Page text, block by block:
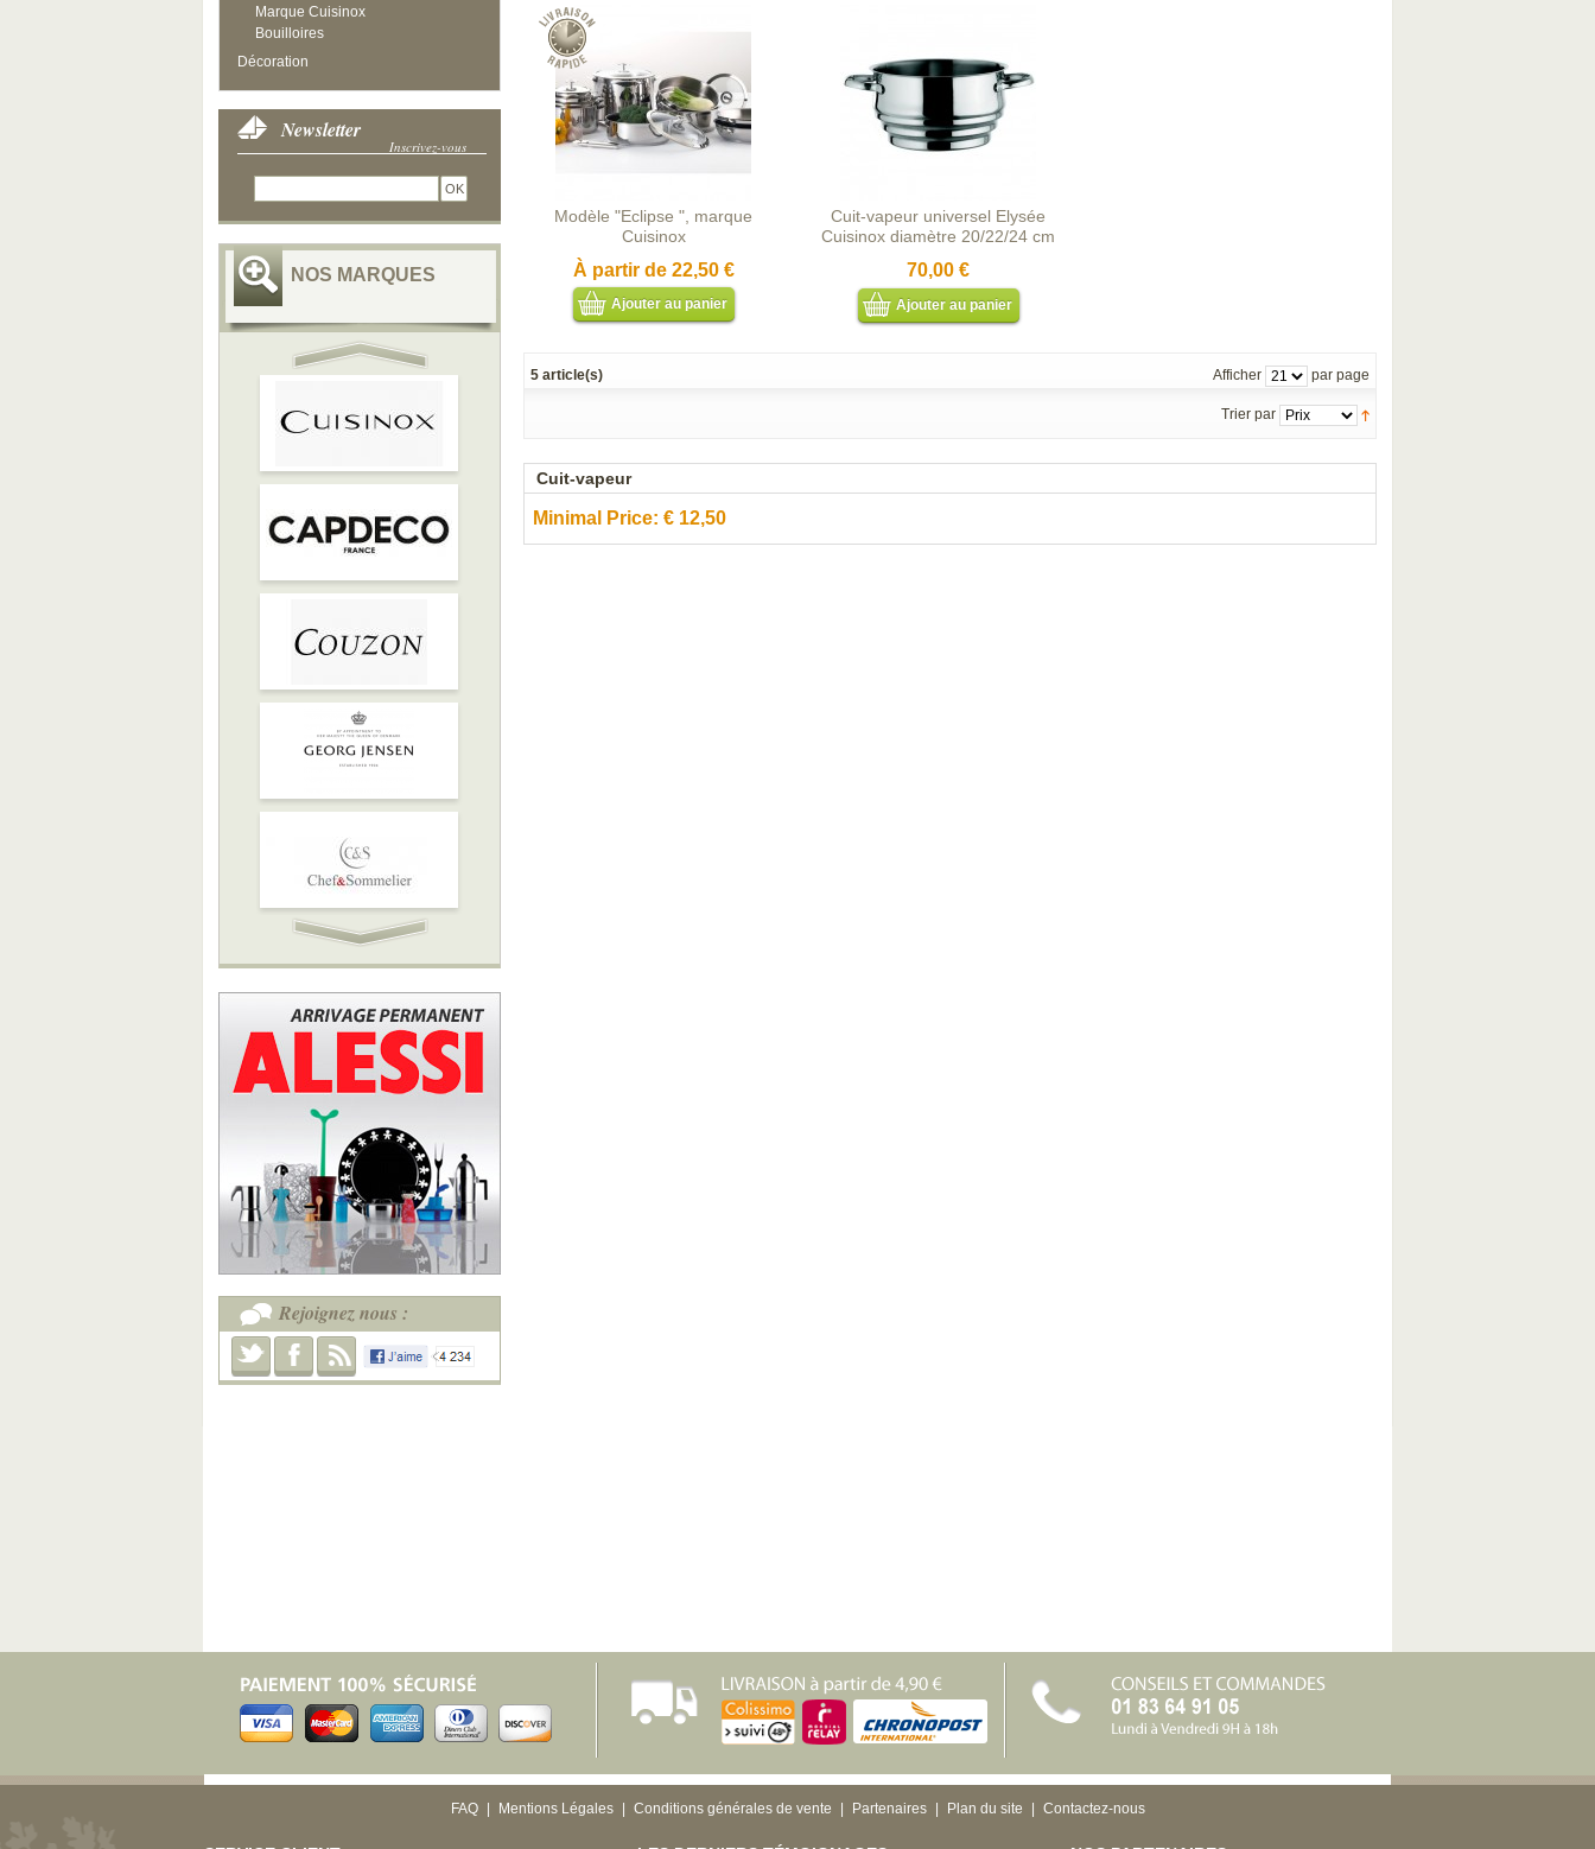
Modèle "Eclipse ", marque
Cuisinox
À partir de 22,50 €
Ajouter au panier
Cuit-vapeur universel Elysée
Cuisinox diamètre 20/22/24 cm
70,00 €
Ajouter au panier
5 article(s) Afficher par page
Trier par
Cuit-vapeur
Minimal Price: € 12,50
Marque Cuisinox
Bouilloires
Décoration
Newsletter
Inscrivez-vous
OK
NOS MARQUES
Rejoignez nous :
FAQ Mentions Légales Conditions générales de vente Partenaires Plan du site Contactez-nous